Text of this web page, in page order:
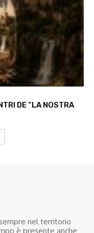
DE “LA NOSTRA
nel territorio
è presente anche